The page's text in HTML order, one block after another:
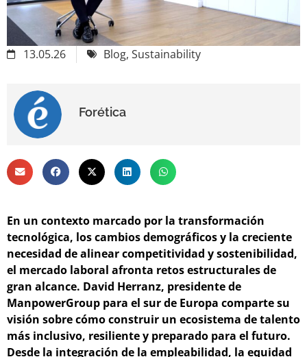
13.05.26 Blog, Sustainability
Forética
En un contexto marcado por la transformación
tecnológica, los cambios demográficos y la creciente
necesidad de alinear competitividad y sostenibilidad,
el mercado laboral afronta retos estructurales de
gran alcance. David Herranz, presidente de
ManpowerGroup para el sur de Europa comparte su
visión sobre cómo construir un ecosistema de talento
más inclusivo, resiliente y preparado para el futuro.
Desde la integración de la empleabilidad, la equidad